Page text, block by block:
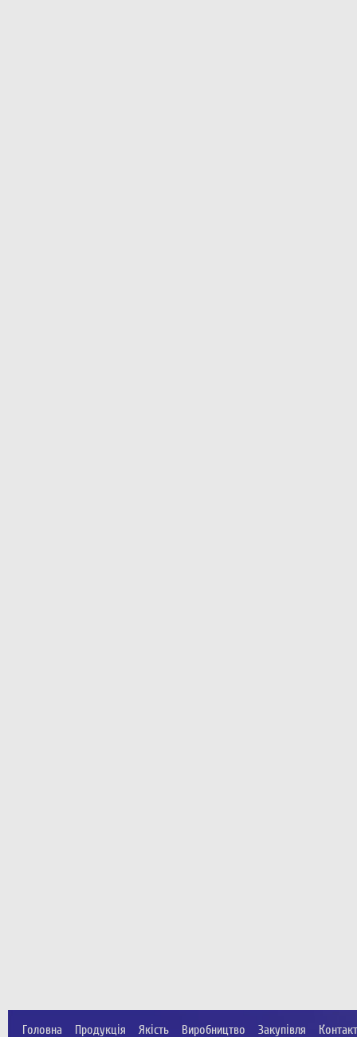
Головна Продукція Якість Виробництво Закупівля